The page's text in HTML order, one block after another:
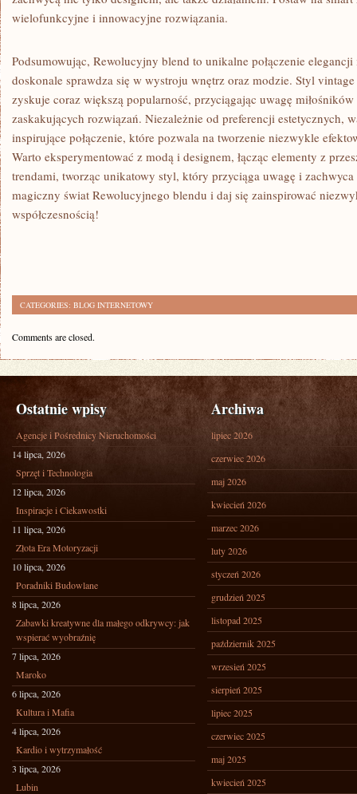
wielofunkcyjne i ‍innowacyjne rozwiązania.
Podsumowując, Rewolucyjny blend to unikalne połączenie
doskonale sprawdza się‍ w wystroju wnętrz oraz modzie. Styl
zyskuje coraz⁢ większą popularność, przyciągając uwagę
zaskakujących rozwiązań. Niezależnie od preferencji estetycznych,
inspirujące połączenie, które pozwala⁤ na tworzenie niezwykle
⁢Warto eksperymentować ‌z​ modą i designem, łącząc elementy z
trendami, tworząc ⁣unikatowy styl, który przyciąga uwagę i
magiczny świat Rewolucyjnego blendu i ⁣daj ‍się zainspirować
⁣współczesnością!
CATEGORIES: BLOG INTERNETOWY
Comments are closed.
Ostatnie wpisy
Agencje i Pośrednicy Nieruchomości
14 lipca, 2026
Sprzęt i Technologia
12 lipca, 2026
Inspiracje i Ciekawostki
11 lipca, 2026
Złota Era Motoryzacji
10 lipca, 2026
Poradniki Budowlane
8 lipca, 2026
Zabawki kreatywne dla małego odkrywcy: jak
wspierać wyobraźnię
7 lipca, 2026
Maroko
6 lipca, 2026
Kultura i Mafia
4 lipca, 2026
Kardio i wytrzymałość
3 lipca, 2026
Lubin
Archiwa
lipiec 2026
czerwiec 2026
maj 2026
kwiecień 2026
marzec 2026
luty 2026
styczeń 2026
grudzień 2025
listopad 2025
październik 2025
wrzesień 2025
sierpień 2025
lipiec 2025
czerwiec 2025
maj 2025
kwiecień 2025